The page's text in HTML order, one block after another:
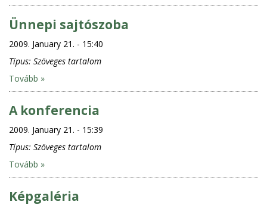
Ünnepi sajtószoba
2009. January 21. - 15:40
Típus: Szöveges tartalom
Tovább »
A konferencia
2009. January 21. - 15:39
Típus: Szöveges tartalom
Tovább »
Képgaléria